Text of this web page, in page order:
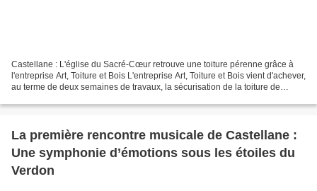
Castellane : L'église du Sacré-Cœur retrouve une toiture pérenne grâce à
l'entreprise Art, Toiture et Bois L'entreprise Art, Toiture et Bois vient d'achever,
au terme de deux semaines de travaux, la sécurisation de la toiture de
La première rencontre musicale de Castellane :
Une symphonie d’émotions sous les étoiles du
Verdon